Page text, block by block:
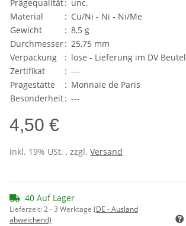
Prägequalität: unc.
Material
: Cu/Ni - Ni - Ni/Me
Gewicht
: 8,5 g
Durchmesser: 25,75 mm
Verpackung
: lose - Lieferung im DV Beutel
Zertifikat
: ---
Prägestätte
: Monnaie de Paris
Besonderheit: ---
4,50 €
inkl. 19% USt. , zzgl. Versand
40 Auf Lager
Lieferzeit:2 - 3 Werktage (DE - Ausland
abweichend)